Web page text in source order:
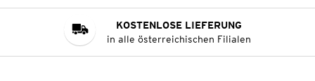
KOSTENLOSE LIEFERUNG
in alle österreichischen Filialen